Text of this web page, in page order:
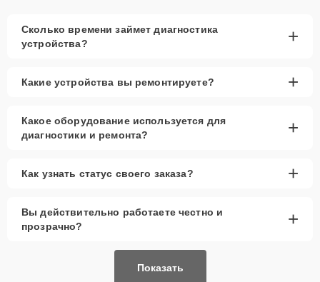
Сколько времени займет диагностика
устройства?
+
Какие устройства вы ремонтируете? +
Какое оборудование используется для
диагностики и ремонта?
+
Как узнать статус своего заказа? +
Вы действительно работаете честно и
прозрачно?
+
Показать